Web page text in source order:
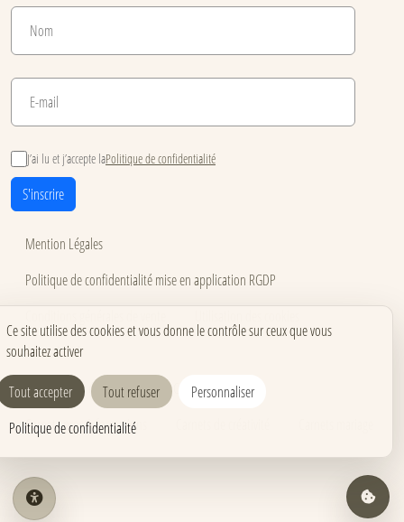
PAGES 91 & 90
PAGES 93 & 92
J’ai lu et j’accepte laPolitique de confidentialité
S'inscrire
Mention Légales
Politique de confidentialité mise en application RGDP
Accessibilité
Carnets pour événements
Carnets corporate
Carnets pros & formations
Ce site utilise des cookies et vous donne le contrôle sur ceux que vous
souhaitez activer
Tout accepter Tout refuser
Personnaliser
Politique de confidentialité